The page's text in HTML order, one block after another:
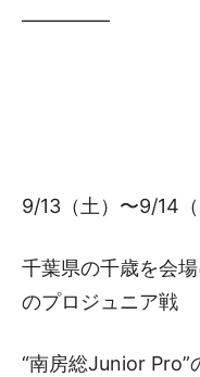
————–
9/13（土）〜9/14
千葉県の千歳を会
のプロジュニア戦
“南房総Junior Pro”